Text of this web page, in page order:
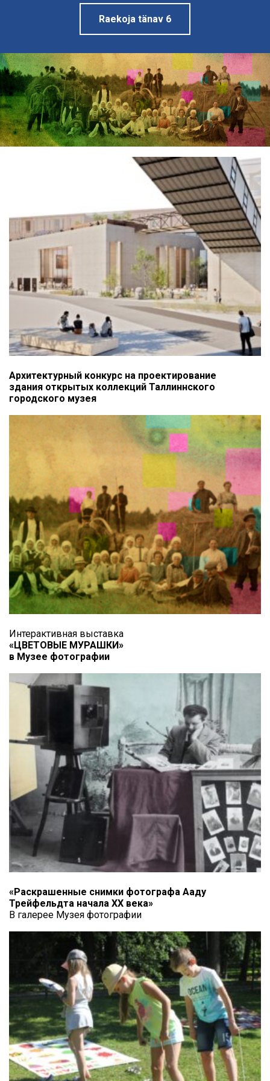
Raekoja tänav 6
Архитектурный конкурс на проектирование
здания открытых коллекций Таллиннского
городского музея
Интерактивная выставка
«ЦВЕТОВЫЕ МУРАШКИ»
в Музее фотографии
«Раскрашенные снимки фотографа Ааду
Трейфельдта начала XX века»
В галерее Музея фотографии